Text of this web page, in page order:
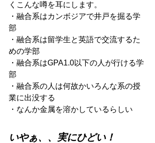
くこんな噂を耳にします。
・融合系はカンボジアで井戸を掘る学
部
・融合系は留学生と英語で交流するた
めの学部
・融合系はGPA1.0以下の人が行ける学
部
・融合系の人は何故かいろんな系の授
業に出没する
・なんか金属を溶かしているらしい
いやぁ、、実にひどい！